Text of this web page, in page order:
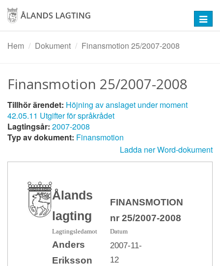
Hoppa
huvudinnehåll
Hem
Dokument Finansmotion 25/2007-2008
Finansmotion 25/2007-2008
Tillhör ärendet: Höjning av anslaget under moment
42.05.11 Utgifter för språkrådet
Lagtingsår: 2007-2008
Typ av dokument: Finansmotion
Ladda ner Word-dokument
Ålands
lagting
FINANSMOTION
nr 25/2007-2008
Lagtingsledamot Datum
Anders
Eriksson
2007-11-
12